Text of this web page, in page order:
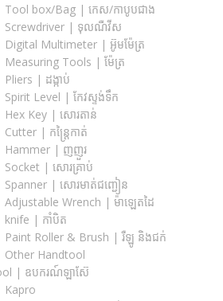
Tool box/Bag | កេស/កាបូបជាង
Screwdriver | ទុលណឺវីស
Digital Multimeter | អ៊ូមម៉ែត្រ
Measuring Tools | ម៉ែត្រ
Pliers | ដង្កាប់
Spirit Level | កែវស្ទង់ទឹក
Hex Key | សោរតាន់
Cutter | កន្រ្តៃកាត់
Hammer | ញញួរ
Socket | សោរគ្រាប់
Spanner |​ សោរមាត់ជញ្ជៀន
Adjustable Wrench |​ ម៉ាឡេតដៃ
knife | កាំបិត
Paint Roller & Brush | រឺឡូ និងជក់
Other Handtool
| ឧបករណ៍ឡាស៊ែ
Kapro